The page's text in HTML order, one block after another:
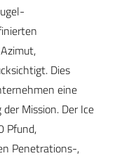
Dies
eine
Mission. Der Ice
Pfund,
Penetrations-,